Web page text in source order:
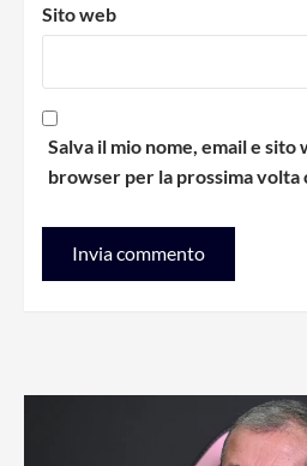
Sito web
Salva il mio nome, email e sito
browser per la prossima volta